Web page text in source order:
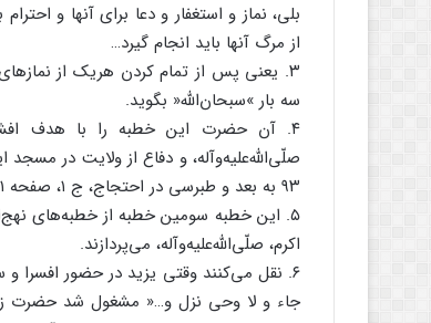
بلى، نماز و استغفار و دعا براى آنها و
از مرگ آنها باید انجام گیرد…
۳. یعنى پس از تمام کردن هریک از
سه بار »سبحان‌‌اللَّه« بگوید.
۴. آن حضرت این خطبه را با هدف
۹۳ به بعد و طبرسى در احتجاج، ج ۱، صفحه ۱۳۱ به بعد نقل کرده‌‌اند…
۵. این خطبه سومین خطبه از خطبه‌‌هاى
اکرم، صلّى‌‌اللَّه‌‌علیه‌‌وآله، مى‌‌پردازند.
۶. نقل مى‌‌کنند وقتى یزید در حضور افسرا
جاء و لا وحى نزل و…« مشغول شد حضرت